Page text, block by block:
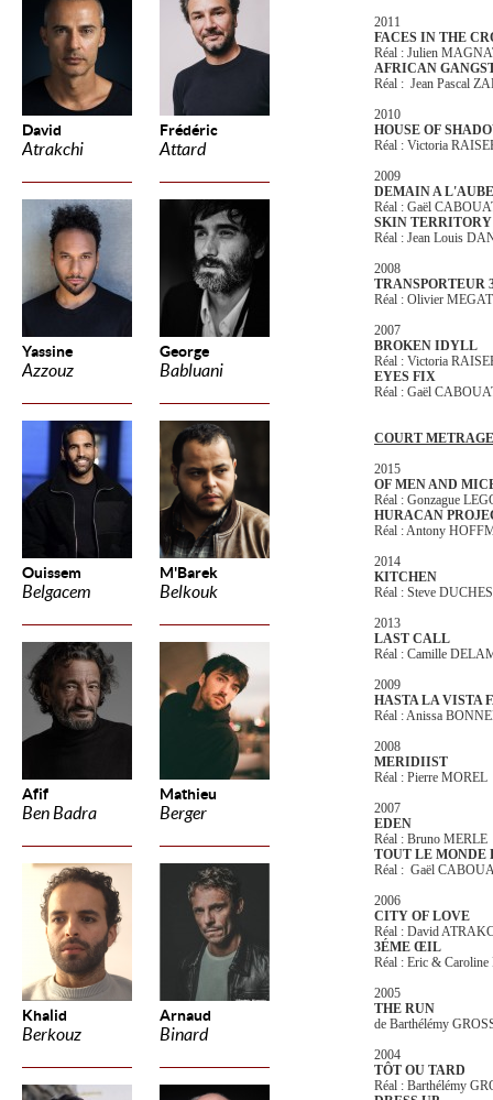
David
Atrakchi
Frédéric
Attard
Yassine
Azzouz
George
Babluani
Ouissem
Belgacem
M'Barek
Belkouk
Afif
Ben Badra
Mathieu
Berger
Khalid
Berkouz
Arnaud
Binard
2011
FACES IN THE
Réal : Julien
AFRICAN
Réal : Jean Pascal
2010
HOUSE OF
Réal : Victoria
2009
DEMAIN A L'AUBE
Réal : Gaël
SKIN
Réal : Jean Louis
2008
TRANSPORTEUR
Réal : Olivier
2007
BROKEN IDYLL
Réal : Victoria
EYES FIX
Réal : Gaël
COURT METRAGE
2015
OF MEN AND
Réal : Gonzague
HURACAN
Réal : Antony
2014
KITCHEN
Réal : Steve
2013
LAST CALL
Réal : Camille
2009
HASTA LA VISTA
Réal : Anissa
2008
MERIDIIST
Réal : Pierre MOREL
2007
EDEN
Réal : Bruno MERLE
TOUT LE MONDE
Réal : Gaël
2006
CITY OF LOVE
Réal : David
3ÉME ŒIL
Réal : Eric &
2005
THE RUN
de Barthélémy
2004
TÔT OU TARD
Réal : Barthélémy